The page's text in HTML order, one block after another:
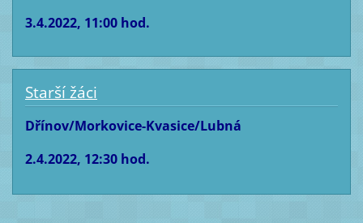
3.4.2022, 11:00 hod.
Starší žáci
Dřínov/Morkovice-Kvasice/Lubná
2.4.2022, 12:30 hod.